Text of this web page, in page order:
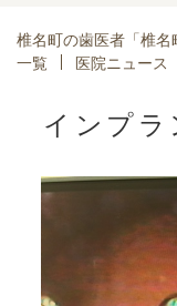
椎名町の歯医者「椎
一覧
医院ニュース
インプラ